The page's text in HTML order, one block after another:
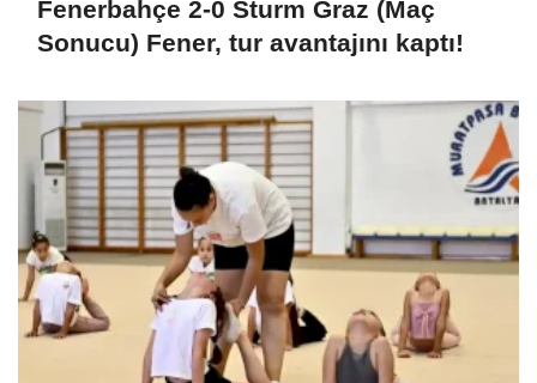
Fenerbahçe 2-0 Sturm Graz (Maç
Sonucu) Fener, tur avantajını kaptı!